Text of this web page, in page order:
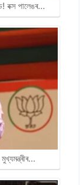
বক্স পালেঙৰ…